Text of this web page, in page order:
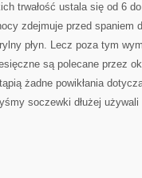
trwałość ustala się od 6
zdejmuje przed spaniem
płyn. Lecz poza tym
są polecane przez
żadne powikłania
soczewki dłużej